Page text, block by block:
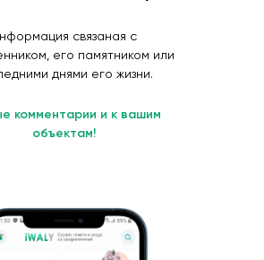
связаная с
его памятником или
днями его жизни.
комментарии и к вашим
объектам!